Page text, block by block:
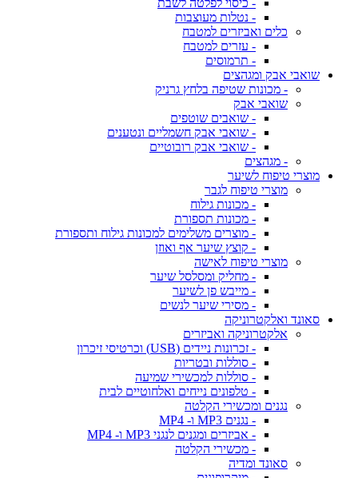
- כיסוי לפלטה לשבת
- נטלות מעוצבות
כלים ואביזרים למטבח
- עזרים למטבח
- תרמוסים
שואבי אבק ומגהצים
- מכונות שטיפה בלחץ גרניק
שואבי אבק
- שואבים שוטפים
- שואבי אבק חשמליים ונטענים
- שואבי אבק רובוטיים
- מגהצים
מוצרי טיפוח לשיער
מוצרי טיפוח לגבר
- מכונות גילוח
- מכונות תספורת
- מוצרים משלימים למכונות גילוח ותספורת
- קוצץ שיער אף ואוזן
מוצרי טיפוח לאישה
- מחליק ומסלסל שיער
- מייבש פן לשיער
- מסירי שיער לנשים
סאונד ואלקטרוניקה
אלקטרוניקה ואביזרים
- זכרונות ניידים (USB) וכרטיסי זיכרון
- סוללות ובטריות
- סוללות למכשירי שמיעה
- טלפונים נייחים ואלחוטיים לבית
נגנים ומכשירי הקלטה
- נגנים MP3 ו- MP4
- אביזרים ומגנים לנגני MP3 ו- MP4
- מכשירי הקלטה
סאונד ומדיה